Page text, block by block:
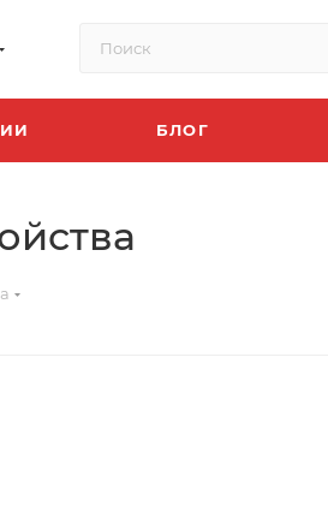
БЛОГ